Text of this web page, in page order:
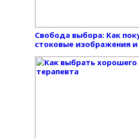
Свобода выбора: Как
стоковые изображения